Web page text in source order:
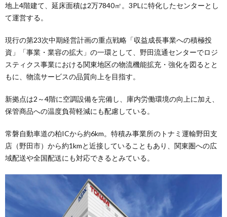
地上4階建て、延床面積は2万7840㎡。3PLに特化したセンターとし
て運営する。
現行の第23次中期経営計画の重点戦略「収益成長事業への積極投
資」「事業・業容の拡大」の一環として、野田流通センターでロジ
スティクス事業における関東地区の物流機能拡充・強化を図るとと
もに、物流サービスの品質向上を目指す。
新拠点は2～4階に空調設備を完備し、庫内労働環境の向上に加え、
保管商品への温度負荷軽減にも配慮している。
常磐自動車道の柏ICから約6km。特積み事業所のトナミ運輸野田支
店（野田市）から約1kmと近接していることもあり、関東圏への広
域配送や全国配送にも対応できるとみている。